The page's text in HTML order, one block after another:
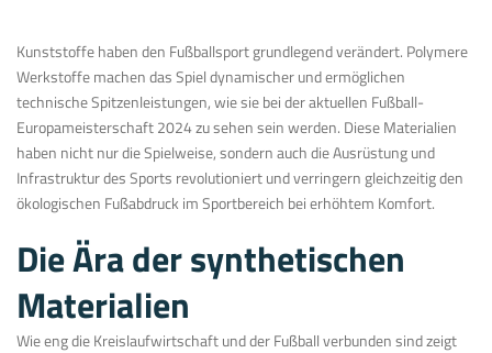
Kunststoffe haben den Fußballsport grundlegend verändert. Polymere
Werkstoffe machen das Spiel dynamischer und ermöglichen
technische Spitzenleistungen, wie sie bei der aktuellen Fußball-
Europameisterschaft 2024 zu sehen sein werden. Diese Materialien
haben nicht nur die Spielweise, sondern auch die Ausrüstung und
Infrastruktur des Sports revolutioniert und verringern gleichzeitig den
ökologischen Fußabdruck im Sportbereich bei erhöhtem Komfort.
Die Ära der synthetischen
Materialien
Wie eng die Kreislaufwirtschaft und der Fußball verbunden sind zeigt